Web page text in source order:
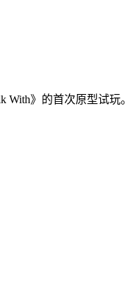
With》的首次原型试玩。